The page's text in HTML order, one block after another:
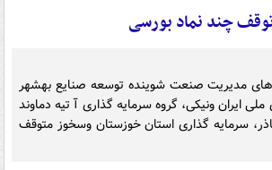
چند نماد بورسی
مدیریت صنعت شوینده توسعه صنایع بهشهر
ایران ونیکی، گروه سرمایه گذاری آ تیه دماوند
سرمایه گذاری استان خوزستان وسخوز متوقف